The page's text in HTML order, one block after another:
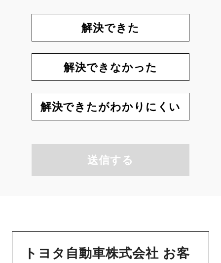
解決できた
解決できなかった
解決できたがわかりにくい
送信する
トヨタ自動車株式会社 お客